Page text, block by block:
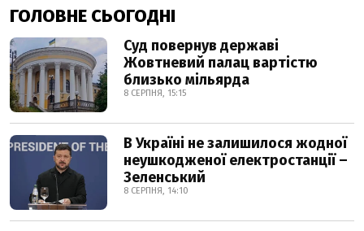
ГОЛОВНЕ СЬОГОДНІ
Суд повернув державі
Жовтневий палац вартістю
близько мільярда
8 СЕРПНЯ, 15:15
В Україні не залишилося жодної
неушкодженої електростанції –
Зеленський
8 СЕРПНЯ, 14:10